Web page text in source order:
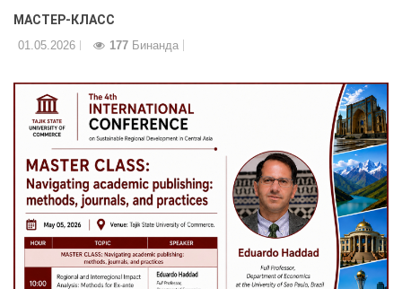
МАСТЕР-КЛАСС
01.05.2026 177 Бинанда